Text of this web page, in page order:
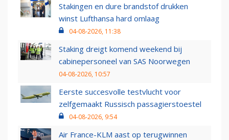
Stakingen en dure brandstof drukken
winst Lufthansa hard omlaag
04-08-2026, 11:38
Staking dreigt komend weekend bij
cabinepersoneel van SAS Noorwegen
04-08-2026, 10:57
Eerste succesvolle testvlucht voor
zelfgemaakt Russisch passagierstoestel
04-08-2026, 9:54
Air France-KLM aast op terugwinnen